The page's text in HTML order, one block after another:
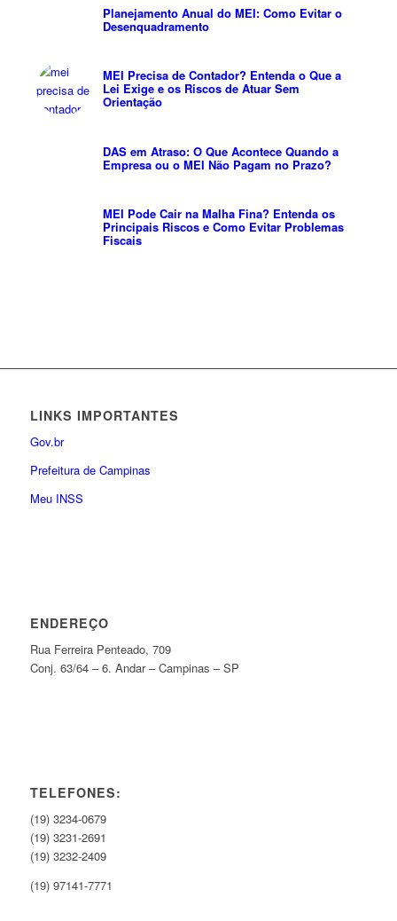
Planejamento Anual do MEI: Como Evitar o
Desenquadramento
MEI Precisa de Contador? Entenda o Que a
Lei Exige e os Riscos de Atuar Sem
Orientação
DAS em Atraso: O Que Acontece Quando a
Empresa ou o MEI Não Pagam no Prazo?
MEI Pode Cair na Malha Fina? Entenda os
Principais Riscos e Como Evitar Problemas
Fiscais
LINKS IMPORTANTES
Gov.br
Prefeitura de Campinas
Meu INSS
ENDEREÇO
Rua Ferreira Penteado, 709
Conj. 63/64 – 6. Andar – Campinas – SP
TELEFONES:
(19) 3234-0679
(19) 3231-2691
(19) 3232-2409
(19) 97141-7771